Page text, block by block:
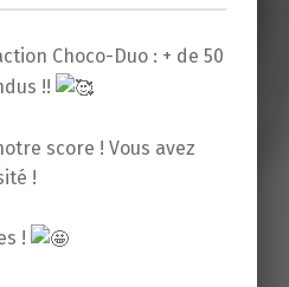
Choco-Duo : + de 50
!!
score ! Vous avez
!
!